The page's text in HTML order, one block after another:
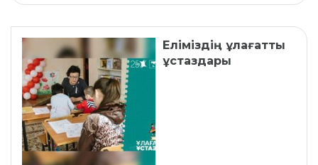
Еліміздің ұлағатты
ұстаздары